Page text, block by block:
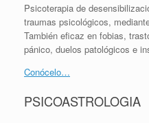
Psicoterapia de
traumas psicológicos,
También eficaz en fobias,
pánico, duelos patológicos e
Conócelo…
PSICOASTROLOGIA